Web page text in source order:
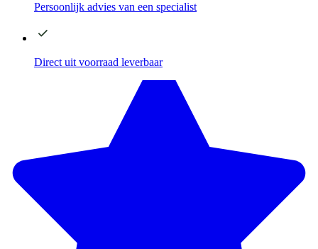
Persoonlijk advies van een specialist
Direct uit voorraad leverbaar